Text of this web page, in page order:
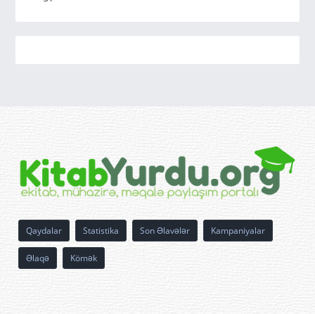
Qaydalar Statistika Son Əlavələr Kampaniyalar
Əlaqə Kömək